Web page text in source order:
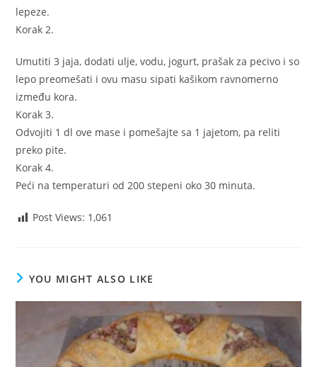
lepeze.
Korak 2.
Umutiti 3 jaja, dodati ulje, vodu, jogurt, prašak za pecivo i so
lepo preomešati i ovu masu sipati kašikom ravnomerno
između kora.
Korak 3.
Odvojiti 1 dl ove mase i pomešajte sa 1 jajetom, pa reliti
preko pite.
Korak 4.
Peći na temperaturi od 200 stepeni oko 30 minuta.
Post Views: 1,061
YOU MIGHT ALSO LIKE